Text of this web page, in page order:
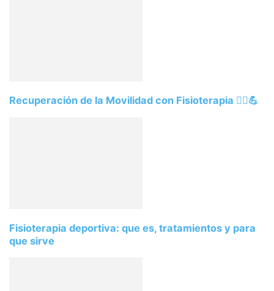
Recuperación de la Movilidad con Fisioterapia 🏃‍♂️💪
Fisioterapia deportiva: que es, tratamientos y para
que sirve